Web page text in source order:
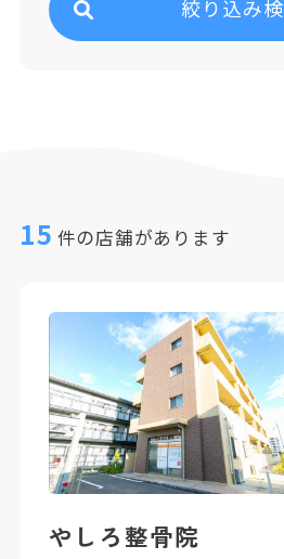
絞り込み
15 件の店舗があります
やしろ整骨院